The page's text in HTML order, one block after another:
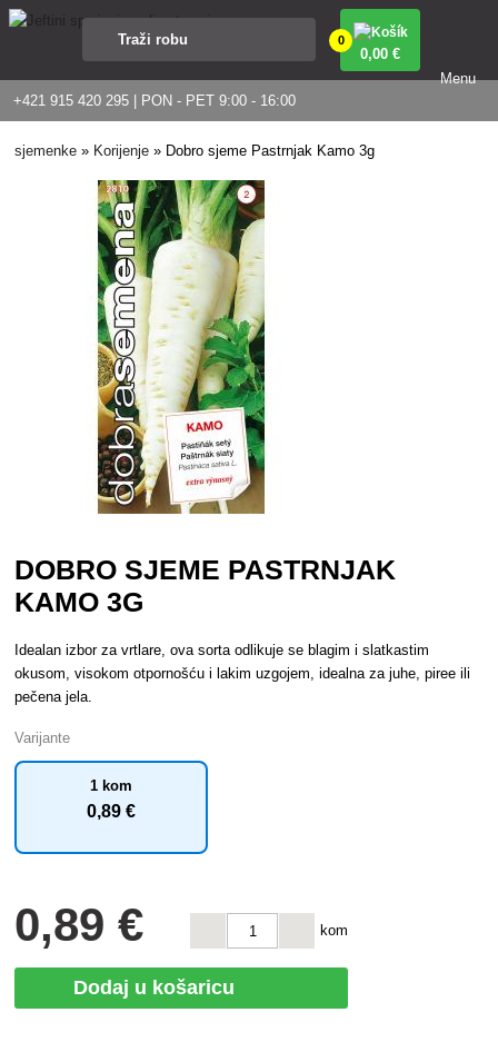
+421 915 420 295 | PON - PET 9:00 - 16:00
0
0,00 €
Menu
sjemenke » Korijenje » Dobro sjeme Pastrnjak Kamo 3g
DOBRO SJEME PASTRNJAK
KAMO 3G
Idealan izbor za vrtlare, ova sorta odlikuje se blagim i slatkastim
okusom, visokom otpornošću i lakim uzgojem, idealna za juhe, piree ili
pečena jela.
Varijante
1 kom
0,89 €
0,89 € kom
Dodaj u košaricu